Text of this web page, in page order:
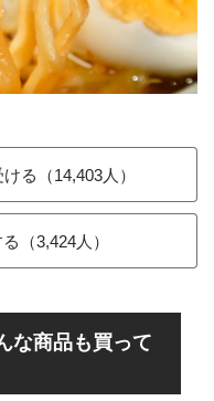
る（14,403人）
（3,424人）
な商品も買って